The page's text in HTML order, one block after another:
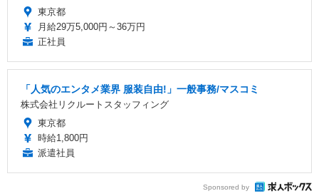
東京都
月給29万5,000円～36万円
正社員
「人気のエンタメ業界 服装自由!」一般事務/マスコミ
株式会社リクルートスタッフィング
東京都
時給1,800円
派遣社員
Sponsored by